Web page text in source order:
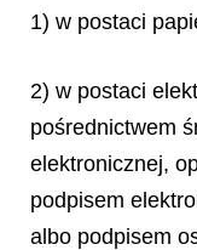
1) w postaci
2) w postaci
pośrednictwem
elektronicznej,
podpisem
albo podpisem